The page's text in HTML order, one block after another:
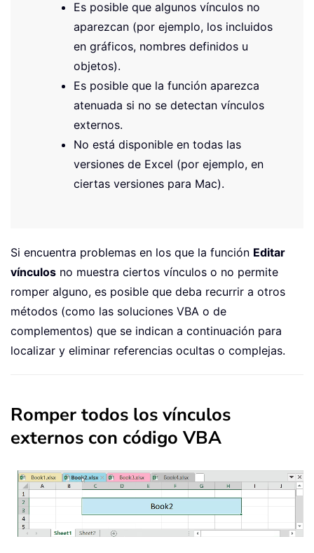
Es posible que algunos vínculos no
aparezcan (por ejemplo, los incluidos
en gráficos, nombres definidos u
objetos).
Es posible que la función aparezca
atenuada si no se detectan vínculos
externos.
No está disponible en todas las
versiones de Excel (por ejemplo, en
ciertas versiones para Mac).
Si encuentra problemas en los que la función Editar
vínculos no muestra ciertos vínculos o no permite
romper alguno, es posible que deba recurrir a otros
métodos (como las soluciones VBA o de
complementos) que se indican a continuación para
localizar y eliminar referencias ocultas o complejas.
Romper todos los vínculos
externos con código VBA